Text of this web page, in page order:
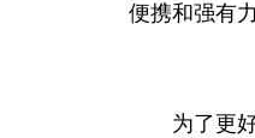
便携和强有
为了更